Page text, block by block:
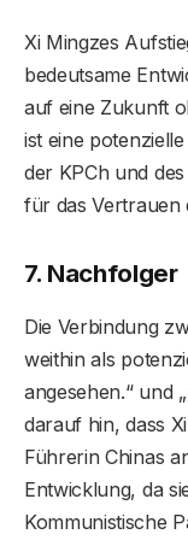
Xi Mingzes
bedeutsame
auf eine Zukunft
ist eine
der KPCh und
für das Vertrauen
7. Nachfolger
Die Verbindung
weithin als
angesehen.“ und
darauf hin, dass
Führerin Chinas
Entwicklung, da
Kommunistische